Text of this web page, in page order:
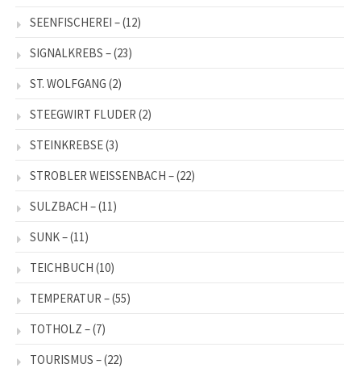
SEENFISCHEREI –(12)
SIGNALKREBS –(23)
ST. WOLFGANG (2)
STEEGWIRT FLUDER (2)
STEINKREBSE(3)
STROBLER WEISSENBACH –(22)
SULZBACH –(11)
SUNK –(11)
TEICHBUCH (10)
TEMPERATUR –(55)
TOTHOLZ –(7)
TOURISMUS –(22)